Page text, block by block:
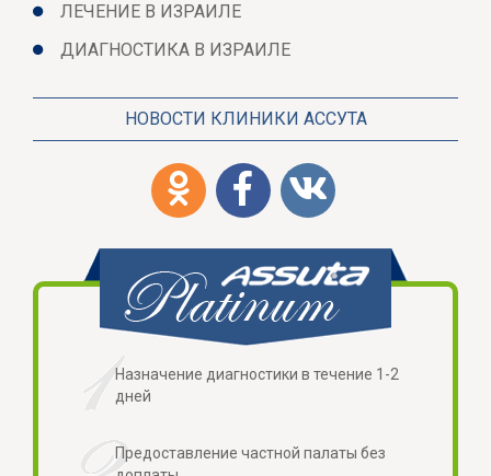
ЛЕЧЕНИЕ В ИЗРАИЛЕ
ДИАГНОСТИКА В ИЗРАИЛЕ
НОВОСТИ КЛИНИКИ АССУТА
Назначение диагностики в течение 1-2
дней
Предоставление частной палаты без